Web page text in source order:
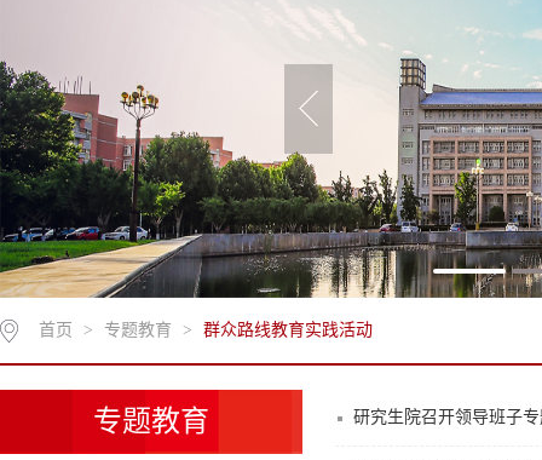
首页 > 专题教育 > 群众路线教育实践活动
专题教育 研究生院召开领导班子